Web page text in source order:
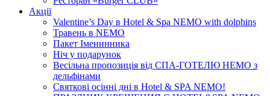
Акції
Valentine’s Day в Hotel & Spa NEMO with dolphins
Травень в NEMO
Пакет Іменинника
Ніч у подарунок
Весільна пропозиція від СПА-ГОТЕЛЮ НЕМО з
дельфінами
Святкові осінні дні в Hotel & SPA NEMO!